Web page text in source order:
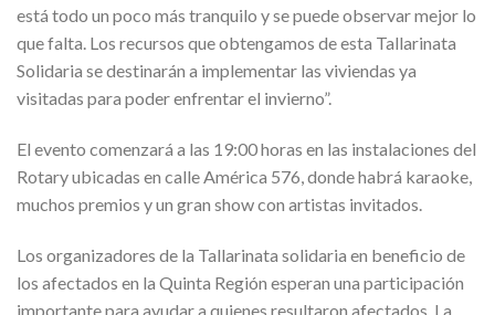
está todo un poco más tranquilo y se puede observar mejor lo
que falta. Los recursos que obtengamos de esta Tallarinata
Solidaria se destinarán a implementar las viviendas ya
visitadas para poder enfrentar el invierno”.
El evento comenzará a las 19:00 horas en las instalaciones del
Rotary ubicadas en calle América 576, donde habrá karaoke,
muchos premios y un gran show con artistas invitados.
Los organizadores de la Tallarinata solidaria en beneficio de
los afectados en la Quinta Región esperan una participación
importante para ayudar a quienes resultaron afectados. La